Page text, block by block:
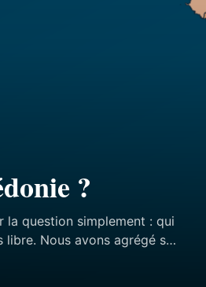
?
la question simplement : qui
Nous avons agrégé ses
des trois n’est celui qu’on